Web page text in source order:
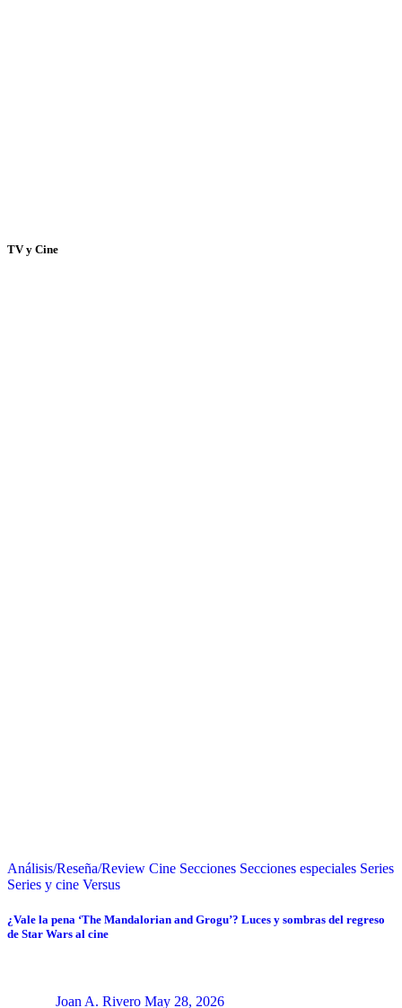
TV y Cine
Análisis/Reseña/Review Cine Secciones Secciones especiales Series
Series y cine Versus
¿Vale la pena ‘The Mandalorian and Grogu’? Luces y sombras del regreso
de Star Wars al cine
Joan A. Rivero May 28, 2026